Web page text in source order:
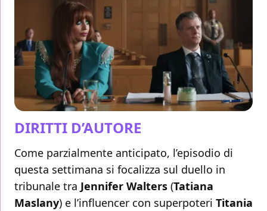
DIRITTI D’AUTORE
Come parzialmente anticipato, l’episodio di
questa settimana si focalizza sul duello in
tribunale tra Jennifer Walters (Tatiana
Maslany) e l’influencer con superpoteri Titania